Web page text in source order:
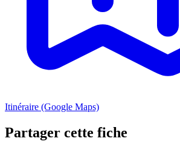
Itinéraire (Google Maps)
Partager cette fiche